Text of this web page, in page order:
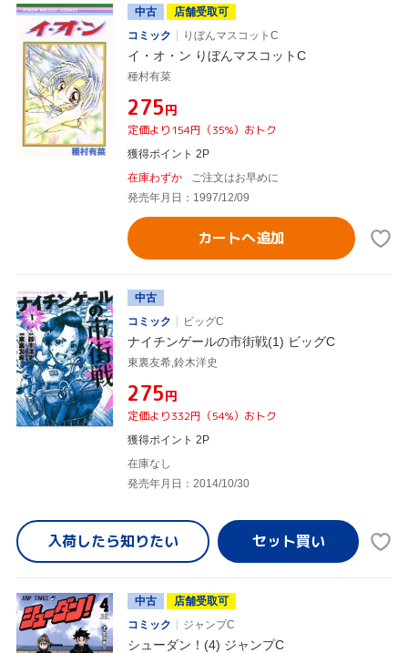
中古
店舗受取可
コミック
りぼんマスコットC
イ・オ・ン りぼんマスコットC
種村有菜
¥275円
定価より154円（35%）おトク
獲得ポイント 2P
在庫わずか
ご注文はお早めに
発売年月日：1997/12/09
カートへ追加
中古
コミック
ビッグC
ナイチンゲールの市街戦(1) ビッグC
東裏友希,鈴木洋史
¥275円
定価より332円（54%）おトク
獲得ポイント 2P
在庫なし
発売年月日：2014/10/30
入荷したら知りたい
中古
店舗受取可
コミック
ジャンプC
シューダン！(4) ジャンプC